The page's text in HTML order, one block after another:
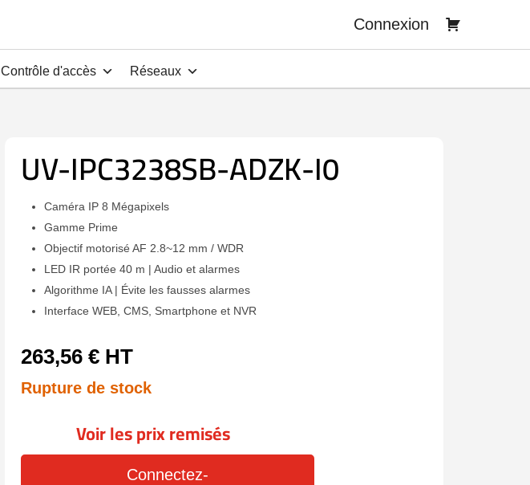
Connexion
Contrôle d'accès Réseaux
UV-IPC3238SB-ADZK-I0
Caméra IP 8 Mégapixels
Gamme Prime
Objectif motorisé AF 2.8~12 mm / WDR
LED IR portée 40 m | Audio et alarmes
Algorithme IA | Évite les fausses alarmes
Interface WEB, CMS, Smartphone et NVR
263,56 € HT
Rupture de stock
Voir les prix remisés
Connectez-